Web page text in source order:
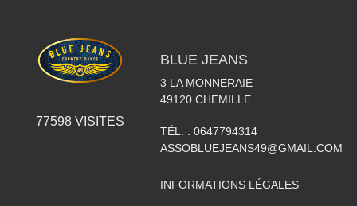
77598VISITES
BLUE JEANS
3 LA MONNERAIE
49120 CHEMILLE
TÉL. : 0647794314
ASSOBLUEJEANS49@GMAIL.COM
INFORMATIONS LÉGALES